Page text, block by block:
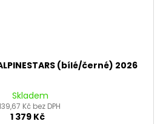
(bílé/černé) 2026
Skladem
Kč bez DPH
1 379 Kč